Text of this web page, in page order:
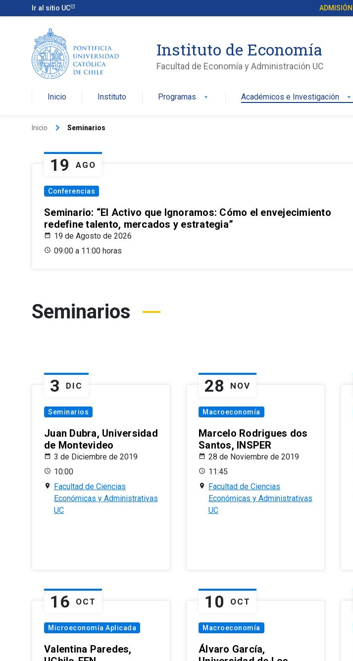
Ir al sitio UC ADMISIÓN
Instituto de Economía
Facultad de Economía y Administración UC
Inicio Instituto Programas arrow_drop_down Académicos e Investigación arrow_drop_down
Inicio keyboard_arrow_right Seminarios
19 AGO
Conferencias
Seminario: “El Activo que Ignoramos: Cómo el envejecimiento
redefine talento, mercados y estrategia”
19 de Agosto de 2026
09:00 a 11:00 horas
Seminarios
3 DIC
Seminarios
Juan Dubra, Universidad
de Montevideo
3 de Diciembre de 2019
10:00
Facultad de Ciencias
Económicas y Administrativas
UC
28 NOV
Macroeconomía
Marcelo Rodrigues dos
Santos, INSPER
28 de Noviembre de 2019
11:45
Facultad de Ciencias
Económicas y Administrativas
UC
16 OCT
Microeconomía Aplicada
Valentina Paredes,
10 OCT
Macroeconomía
Álvaro García,